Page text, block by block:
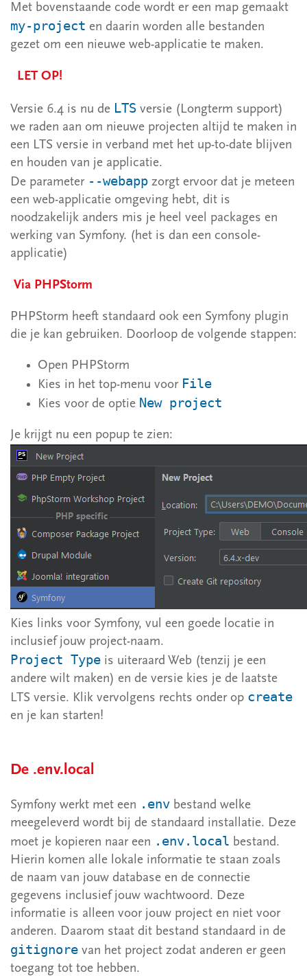
2 Fiddle
3 Login
Met bovenstaande code wordt er een map gemaakt
my-project en daarin worden alle bestanden
gezet om een nieuwe web-applicatie te maken.
LET OP!
Versie 6.4 is nu de LTS versie (Longterm support)
we raden aan om nieuwe projecten altijd te maken in
een LTS versie in verband met het up-to-date blijven
en houden van je applicatie.
De parameter --webapp zorgt ervoor dat je meteen
een web-applicatie omgeving hebt, dit is
noodzakelijk anders mis je heel veel packages en
werking van Symfony. (het is dan een console-
applicatie)
Via PHPStorm
PHPStorm heeft standaard ook een Symfony plugin
die je kan gebruiken. Doorloop de volgende stappen:
Open PHPStorm
Kies in het top-menu voor File
Kies voor de optie New project
Je krijgt nu een popup te zien:
Kies links voor Symfony, vul een goede locatie in
inclusief jouw project-naam.
Project Type is uiteraard Web (tenzij je een
andere wilt maken) en de versie kies je de laatste
LTS versie. Klik vervolgens rechts onder op create
en je kan starten!
De .env.local
Symfony werkt met een .env bestand welke
meegeleverd wordt bij de standaard installatie. Deze
moet je kopieren naar een .env.local bestand.
Hierin komen alle lokale informatie te staan zoals
de naam van jouw database en de connectie
gegevens inclusief jouw wachtwoord. Deze
informatie is alleen voor jouw project en niet voor
anderen. Daarom staat dit bestand standaard in de
gitignore van het project zodat anderen er geen
toegang tot toe hebben.